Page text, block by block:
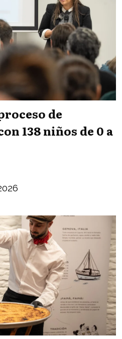
de
138 niños de 0 a